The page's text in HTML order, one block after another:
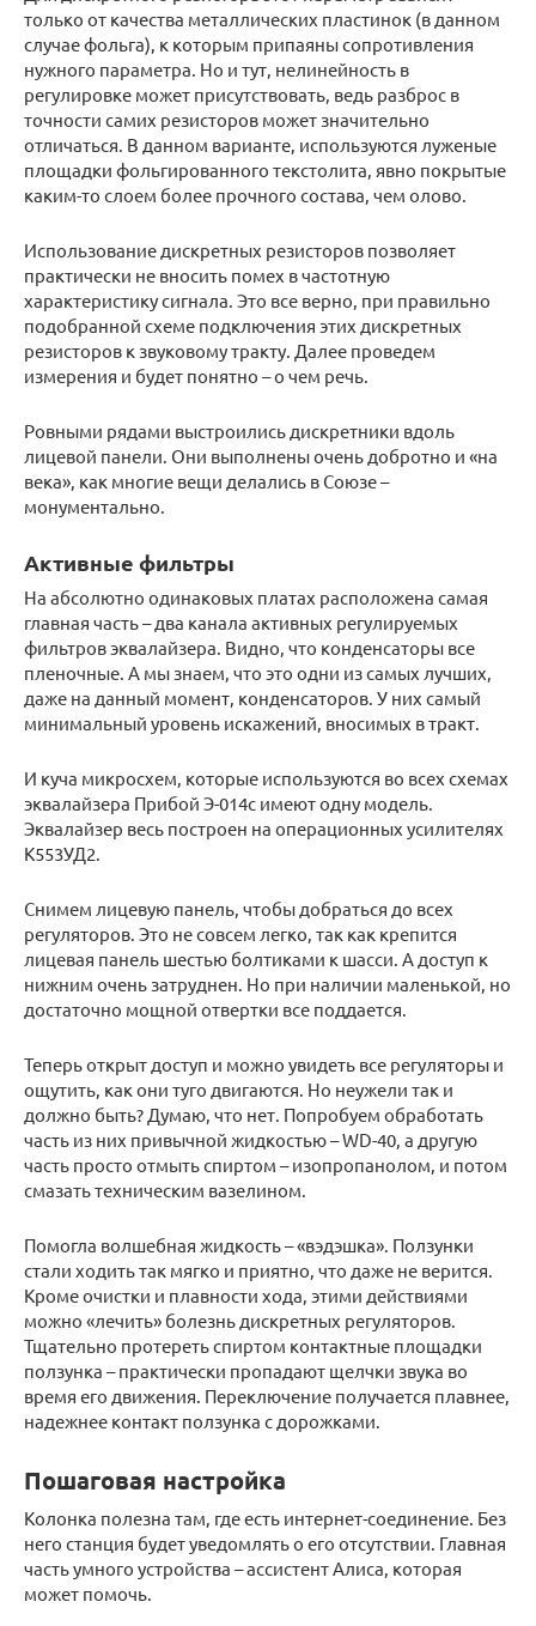
только от качества металлических пластинок (в данном
случае фольга), к которым припаяны сопротивления
нужного параметра. Но и тут, нелинейность в
регулировке может присутствовать, ведь разброс в
точности самих резисторов может значительно
отличаться. В данном варианте, используются луженые
площадки фольгированного текстолита, явно покрытые
каким-то слоем более прочного состава, чем олово.
Использование дискретных резисторов позволяет
практически не вносить помех в частотную
характеристику сигнала. Это все верно, при правильно
подобранной схеме подключения этих дискретных
резисторов к звуковому тракту. Далее проведем
измерения и будет понятно – о чем речь.
Ровными рядами выстроились дискретники вдоль
лицевой панели. Они выполнены очень добротно и «на
века», как многие вещи делались в Союзе –
монументально.
Активные фильтры
На абсолютно одинаковых платах расположена самая
главная часть – два канала активных регулируемых
фильтров эквалайзера. Видно, что конденсаторы все
пленочные. А мы знаем, что это одни из самых лучших,
даже на данный момент, конденсаторов. У них самый
минимальный уровень искажений, вносимых в тракт.
И куча микросхем, которые используются во всех схемах
эквалайзера Прибой Э-014с имеют одну модель.
Эквалайзер весь построен на операционных усилителях
К553УД2.
Снимем лицевую панель, чтобы добраться до всех
регуляторов. Это не совсем легко, так как крепится
лицевая панель шестью болтиками к шасси. А доступ к
нижним очень затруднен. Но при наличии маленькой, но
достаточно мощной отвертки все поддается.
Теперь открыт доступ и можно увидеть все регуляторы и
ощутить, как они туго двигаются. Но неужели так и
должно быть? Думаю, что нет. Попробуем обработать
часть из них привычной жидкостью – WD-40, а другую
часть просто отмыть спиртом – изопропанолом, и потом
смазать техническим вазелином.
Помогла волшебная жидкость – «вэдэшка». Ползунки
стали ходить так мягко и приятно, что даже не верится.
Кроме очистки и плавности хода, этими действиями
можно «лечить» болезнь дискретных регуляторов.
Тщательно протереть спиртом контактные площадки
ползунка – практически пропадают щелчки звука во
время его движения. Переключение получается плавнее,
надежнее контакт ползунка с дорожками.
Пошаговая настройка
Колонка полезна там, где есть интернет-соединение. Без
него станция будет уведомлять о его отсутствии. Главная
часть умного устройства – ассистент Алиса, которая
может помочь.